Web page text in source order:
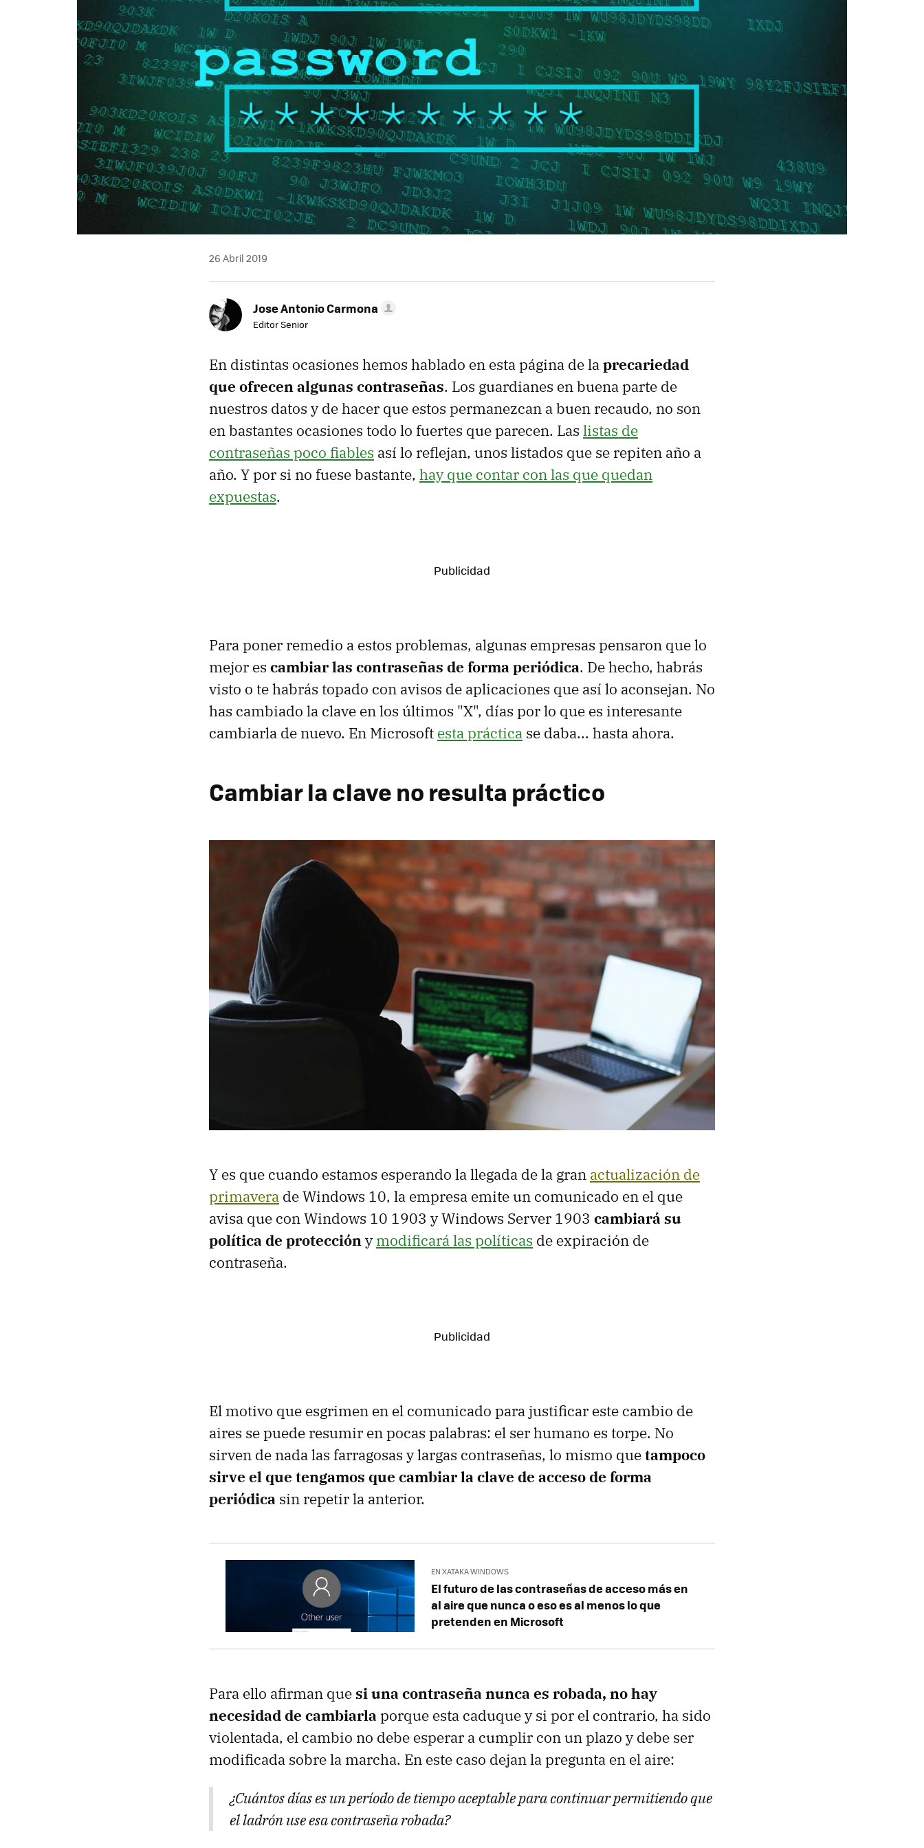
26 Abril 2019
Jose Antonio Carmona
Editor Senior
En distintas ocasiones hemos hablado en esta página de laprecariedad
que ofrecen algunas contraseñas. Los guardianes en buena parte de
nuestros datos y de hacer que estos permanezcan a buen recaudo, no son
en bastantes ocasiones todo lo fuertes que parecen. Las listas de
contraseñas poco fiables así lo reflejan, unos listados que se repiten año a
año. Y por si no fuese bastante, hay que contar con las que quedan
expuestas.
Para poner remedio a estos problemas, algunas empresas pensaron que lo
mejor es cambiar las contraseñas de forma periódica. De hecho, habrás
visto o te habrás topado con avisos de aplicaciones que así lo aconsejan. No
has cambiado la clave en los últimos "X", días por lo que es interesante
cambiarla de nuevo. En Microsoft esta práctica se daba... hasta ahora.
Cambiar la clave no resulta práctico
Y es que cuando estamos esperando la llegada de la gran actualización de
primavera de Windows 10, la empresa emite un comunicado en el que
avisa que con Windows 10 1903 y Windows Server 1903 cambiará su
política de protecciónymodificará las políticas de expiración de
contraseña.
El motivo que esgrimen en el comunicado para justificar este cambio de
aires se puede resumir en pocas palabras: el ser humano es torpe. No
sirven de nada las farragosas y largas contraseñas, lo mismo quetampoco
sirve el que tengamos que cambiar la clave de acceso de forma
periódica sin repetir la anterior.
EN XATAKA WINDOWS
El futuro de las contraseñas de acceso más en
al aire que nunca o eso es al menos lo que
pretenden en Microsoft
Para ello afirman quesi una contraseña nunca es robada, no hay
necesidad de cambiarla porque esta caduque y si por el contrario, ha sido
violentada, el cambio no debe esperar a cumplir con un plazo y debe ser
modificada sobre la marcha. En este caso dejan la pregunta en el aire:
¿Cuántos días es un período de tiempo aceptable para continuar permitiendo que
el ladrón use esa contraseña robada?